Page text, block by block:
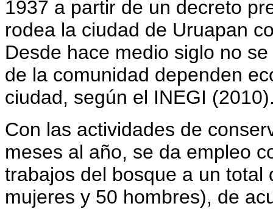
1937 a partir de un decreto
rodea la ciudad de Uruapan
Desde hace medio siglo no
de la comunidad dependen
ciudad, según el INEGI
Con las actividades de
meses al año, se da empleo
trabajos del bosque a un
mujeres y 50 hombres), de